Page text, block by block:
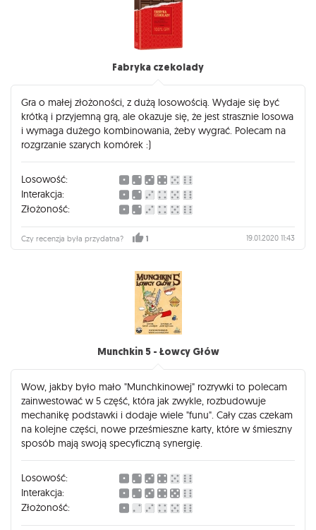
Fabryka czekolady
Gra o małej złożoności, z dużą losowością. Wydaje się być
krótką i przyjemną grą, ale okazuje się, że jest strasznie losowa
i wymaga dużego kombinowania, żeby wygrać. Polecam na
rozgrzanie szarych komórek :)
Losowość:
Interakcja:
Złożoność:
Czy recenzja była przydatna? 1 19.01.2020 11:43
Munchkin 5 - Łowcy Głów
Wow, jakby było mało "Munchkinowej" rozrywki to polecam
zainwestować w 5 część, która jak zwykle, rozbudowuje
mechanikę podstawki i dodaje wiele "funu". Cały czas czekam
na kolejne części, nowe prześmieszne karty, które w śmieszny
sposób mają swoją specyficzną synergię.
Losowość:
Interakcja:
Złożoność: